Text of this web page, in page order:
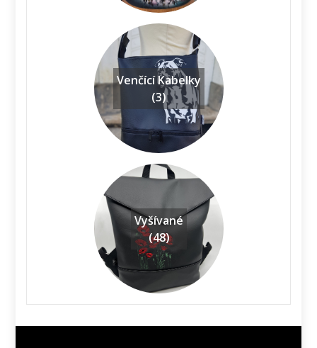
Venčící Kabelky
(3)
Vyšívané
(48)